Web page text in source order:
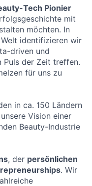
Tech Pionier
mit
möchten. In
identifizieren wir
driven und
Puls der Zeit treffen.
für uns zu
in ca. 150 Ländern
Vision einer
Beauty-Industrie
, der persönlichen
. Wir